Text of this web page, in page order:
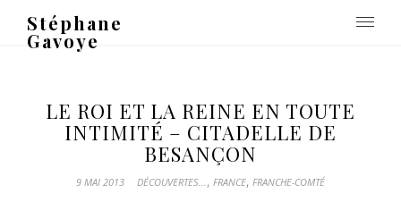
Stéphane
Gavoye
LE ROI ET LA REINE EN TOUTE
INTIMITÉ – CITADELLE DE
BESANÇON
9 MAI 2013 DÉCOUVERTES..., FRANCE, FRANCHE-COMTÉ